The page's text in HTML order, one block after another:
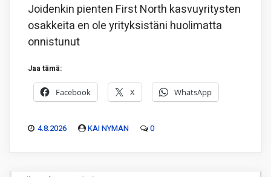
Joidenkin pienten First North kasvuyritysten
osakkeita en ole yrityksistäni huolimatta
onnistunut
Jaa tämä:
Facebook X WhatsApp
4.8.2026 KAI NYMAN 0